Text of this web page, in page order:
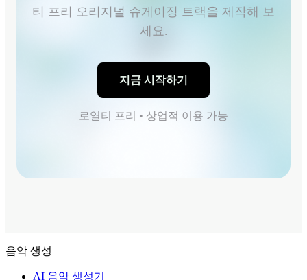
티 프리 오리지널 슈게이징 트랙을 제작해 보
세요.
지금 시작하기
로열티 프리 • 상업적 이용 가능
음악 생성
AI 음악 생성기